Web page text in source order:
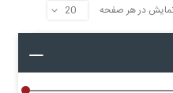
در هر صفحه
▼